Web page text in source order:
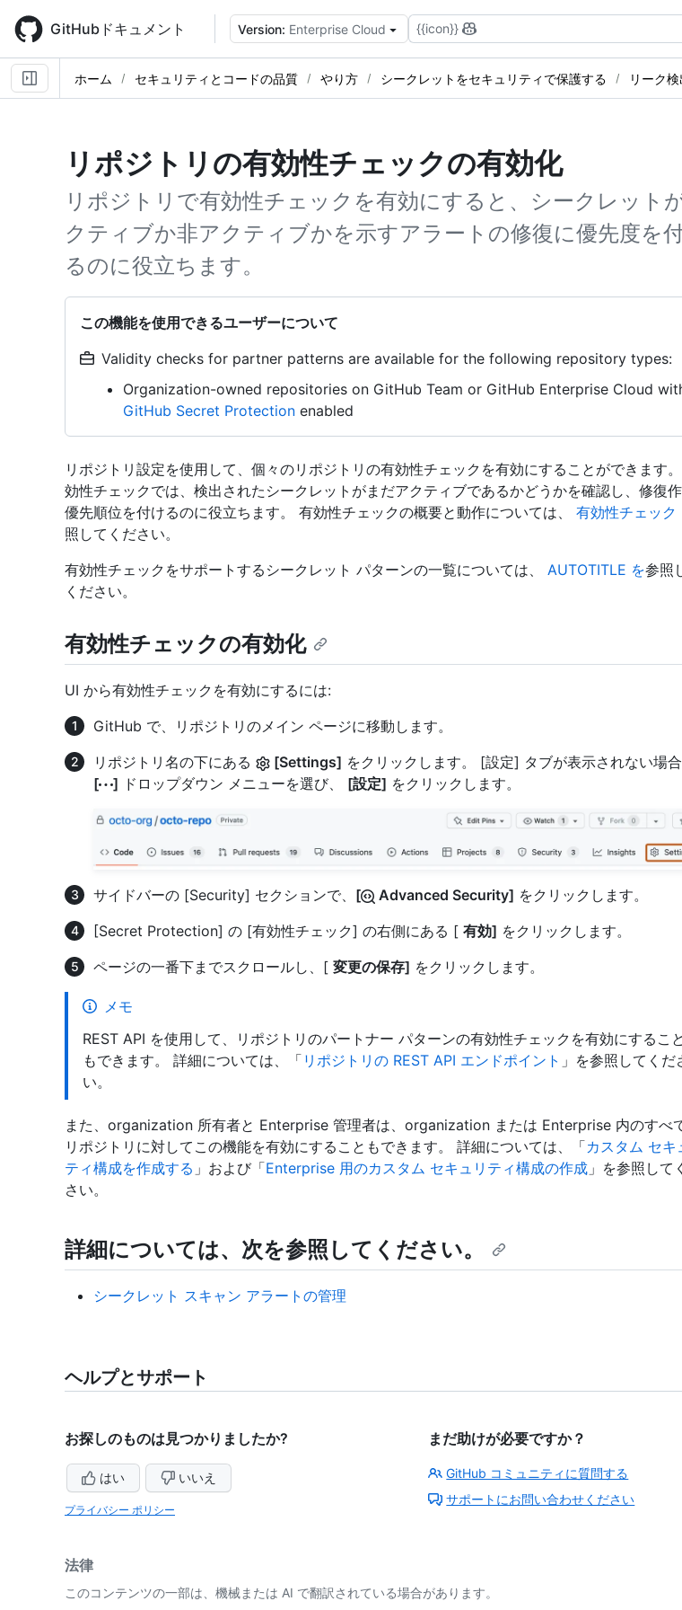
main
content
GitHubドキュメント Version: Enterprise Cloud {{icon}}
ホーム セキュリティとコードの品質 やり方 シークレットをセキュリティで保護する リーク
リポジトリの有効性チェックの有効化
リポジトリで有効性チェックを有効にすると、シークレット
クティブか非アクティブかを示すアラートの修復に優先度を
るのに役立ちます。
この機能を使用できるユーザーについて
Validity checks for partner patterns are available for the following repository types:
Organization-owned repositories on GitHub Team or GitHub Enterprise Cloud
GitHub Secret Protection enabled
リポジトリ設定を使用して、個々のリポジトリの有効性チェックを有効にすることができます
効性チェックでは、検出されたシークレットがまだアクティブであるかどうかを確認し、修復
優先順位を付けるのに役立ちます。 有効性チェックの概要と動作については、 有効性チェック
照してください。
有効性チェックをサポートするシークレット パターンの一覧については、 AUTOTITLE を参照
ください。
有効性チェックの有効化
UI から有効性チェックを有効にするには:
GitHub で、リポジトリのメイン ページに移動します。
リポジトリ名の下にある
[Settings] をクリックします。 [設定] タブが表示されない場合
[
] ドロップダウン メニューを選び、 [設定] をクリックします。
サイドバーの [Security] セクションで、 [ Advanced Security] をクリックします。
[Secret Protection] の [有効性チェック] の右側にある [ 有効] をクリックします。
ページの一番下までスクロールし、[ 変更の保存] をクリックします。
メモ
REST API を使用して、リポジトリのパートナー パターンの有効性チェックを有効にすること
もできます。 詳細については、「 リポジトリの REST API エンドポイント 」を参照してくだ
い。
また、organization 所有者と Enterprise 管理者は、organization または Enterprise 内のすべ
リポジトリに対してこの機能を有効にすることもできます。 詳細については、「カスタム セキ
ティ構成を作成する 」および「Enterprise 用のカスタム セキュリティ構成の作成 」を参照して
さい。
詳細については、次を参照してください。
シークレット スキャン アラートの管理
ヘルプとサポート
お探しのものは見つかりましたか?
はい いいえ
プライバシー ポリシー
まだ助けが必要ですか？
GitHub コミュニティに質問する
サポートにお問い合わせください
法律
このコンテンツの一部は、機械または AI で翻訳されている場合があります。